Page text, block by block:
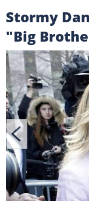
Stormy
"Big